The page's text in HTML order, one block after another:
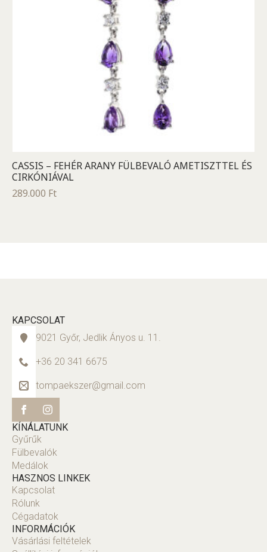
CASSIS – FEHÉR ARANY FÜLBEVALÓ AMETISZTTEL ÉS
CIRKÓNIÁVAL
289.000 Ft
KAPCSOLAT
9021 Győr, Jedlik Ányos u. 11.
+36 20 341 6675
tompaekszer@gmail.com
KÍNÁLATUNK
Gyűrűk
Fülbevalók
Medálok
HASZNOS LINKEK
Kapcsolat
Rólunk
Cégadatok
INFORMÁCIÓK
Vásárlási feltételek